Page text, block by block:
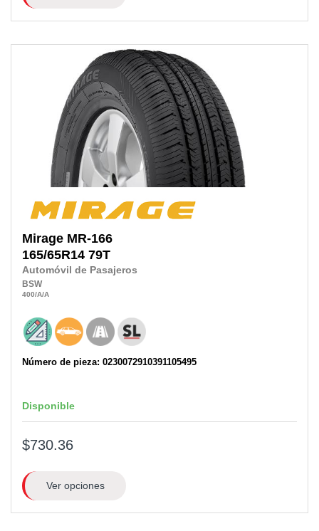
Mirage MR-166
165/65R14 79T
Automóvil de Pasajeros
BSW
400/A/A
Número de pieza: 0230072910391105495
Disponible
$730.36
Ver opciones